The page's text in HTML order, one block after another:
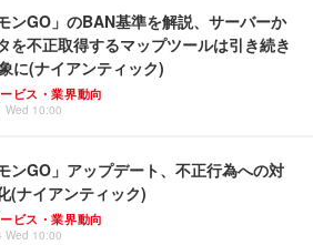
ンGO」のBAN基準を解説、サーバーか
を不正取得するマップツールは引き続き
に(ナイアンティック)
ビス・業界動向
Wed 10:00
ンGO」アップデート、不正行為への対
(ナイアンティック)
ビス・業界動向
Wed 10:00